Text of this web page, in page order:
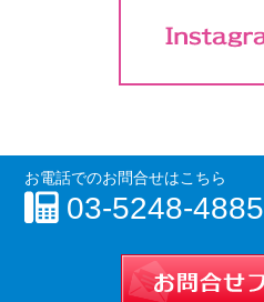
お電話でのお問合せはこちら
03-5248-4885